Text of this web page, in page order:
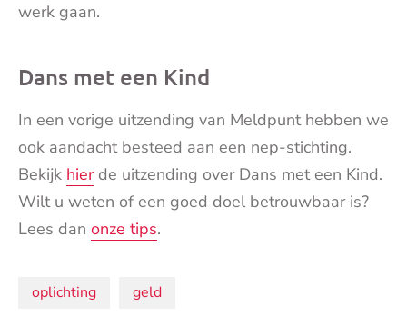
werk gaan.
Dans met een Kind
In een vorige uitzending van Meldpunt hebben we
ook aandacht besteed aan een nep-stichting.
Bekijk hierde uitzending over Dans met een Kind.
Wilt u weten of een goed doel betrouwbaar is?
Lees dan onze tips.
Onderwerpen:
oplichting geld